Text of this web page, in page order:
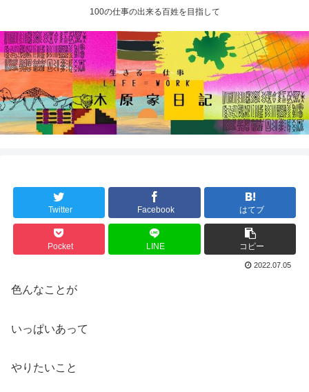
100の仕事の出来る百姓を目指して
Twitter Facebook はてブ
Pocket LINE コピー
2022.07.05
色んなことが
いっぱいあって
やりたいこと